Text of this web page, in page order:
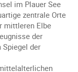
im Plauer See
zentrale Orte
mittleren Elbe
der
der